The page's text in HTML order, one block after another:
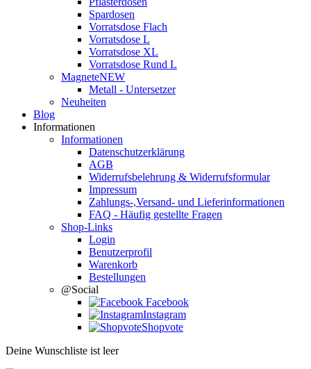
Spardosen
Vorratsdose Flach
Vorratsdose L
Vorratsdose XL
Vorratsdose Rund L
MagneteNEW
Metall - Untersetzer
Neuheiten
Blog
Informationen
Informationen
Datenschutzerklärung
AGB
Widerrufsbelehrung & Widerrufsformular
Impressum
Zahlungs-,Versand- und Lieferinformationen
FAQ - Häufig gestellte Fragen
Shop-Links
Login
Benutzerprofil
Warenkorb
Bestellungen
@Social
Facebook
Instagram
Shopvote
Deine Wunschliste ist leer